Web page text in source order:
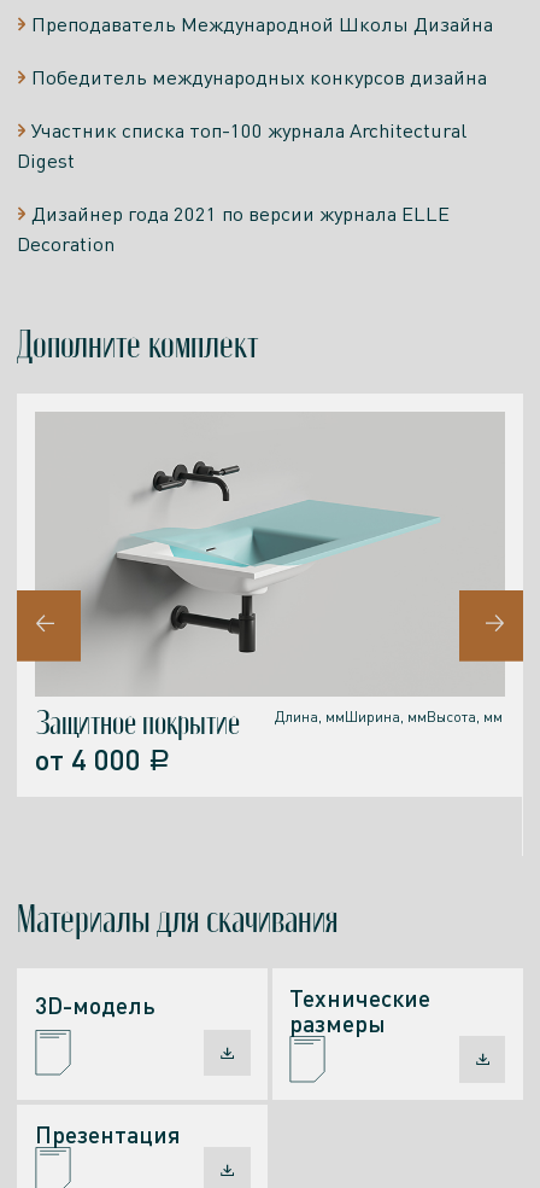
Преподаватель Международной Школы Дизайна
Победитель международных конкурсов дизайна
Участник списка топ-100 журнала Architectural
Digest
Дизайнер года 2021 по версии журнала ELLE
Decoration
Дополните комплект
Длина, ммШирина, ммВысота, мм
Защитное покрытие
от 4 000 a
Материалы для скачивания
3D-модель
Технические
размеры
Презентация